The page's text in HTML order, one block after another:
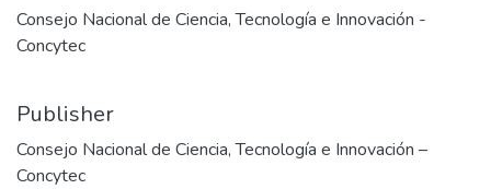
Consejo Nacional de Ciencia, Tecnología e Innovación -
Concytec
Publisher
Consejo Nacional de Ciencia, Tecnología e Innovación –
Concytec